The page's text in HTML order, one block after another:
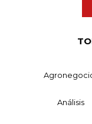
Análisis